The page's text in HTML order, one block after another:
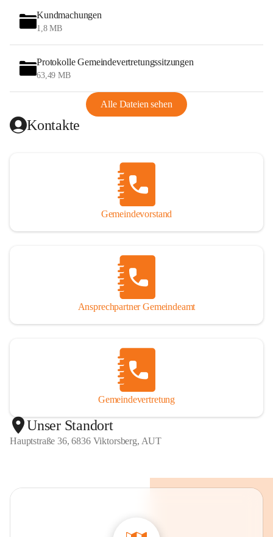
Kundmachungen
1,8 MB
Protokolle Gemeindevertretungssitzungen
63,49 MB
Alle Dateien sehen
Kontakte
Gemeindevorstand
Ansprechpartner Gemeindeamt
Gemeindevertretung
Unser Standort
Hauptstraße 36, 6836 Viktorsberg, AUT